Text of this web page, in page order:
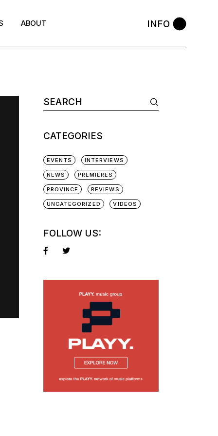
ABOUT INFO
CATEGORIES
EVENTS INTERVIEWS
NEWS PREMIERES
PROVINCE REVIEWS
UNCATEGORIZED VIDEOS
FOLLOW US: